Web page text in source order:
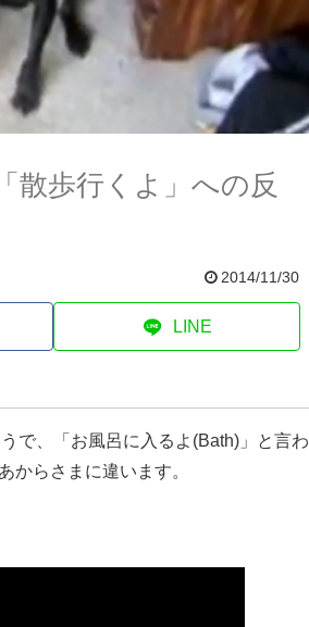
散歩行くよ」への反
2014/11/30
LINE
で、「お風呂に入るよ(Bath)」と言わ
からさまに違います。